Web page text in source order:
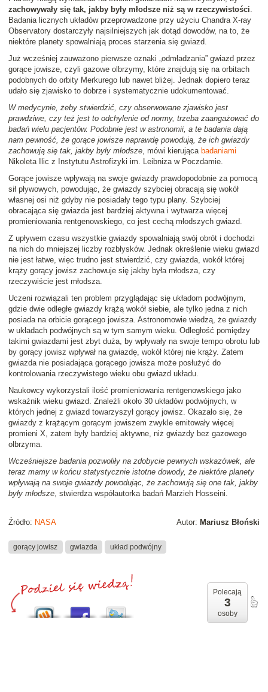
zachowywały się tak, jakby były młodsze niż są w rzeczywistości.
Badania licznych układów przeprowadzone przy użyciu Chandra X-ray
Observatory dostarczyły najsilniejszych jak dotąd dowodów, na to, że
niektóre planety spowalniają proces starzenia się gwiazd.
Już wcześniej zauważono pierwsze oznaki „odmładzania” gwiazd przez
gorące jowisze, czyli gazowe olbrzymy, które znajdują się na orbitach
podobnych do orbity Merkurego lub nawet bliżej. Jednak dopiero teraz
udało się zjawisko to dobrze i systematycznie udokumentować.
W medycynie, żeby stwierdzić, czy obserwowane zjawisko jest
prawdziwe, czy też jest to odchylenie od normy, trzeba zaangażować do
badań wielu pacjentów. Podobnie jest w astronomii, a te badania dają
nam pewność, że gorące jowisze naprawdę powodują, że ich gwiazdy
zachowują się tak, jakby były młodsze, mówi kierująca badaniami
Nikoleta Ilic z Instytutu Astrofizyki im. Leibniza w Poczdamie.
Gorące jowisze wpływają na swoje gwiazdy prawdopodobnie za pomocą
sił pływowych, powodując, że gwiazdy szybciej obracają się wokół
własnej osi niż gdyby nie posiadały tego typu plany. Szybciej
obracająca się gwiazda jest bardziej aktywna i wytwarza więcej
promieniowania rentgenowskiego, co jest cechą młodszych gwiazd.
Z upływem czasu wszystkie gwiazdy spowalniają swój obrót i dochodzi
na nich do mniejszej liczby rozbłysków. Jednak określenie wieku gwiazd
nie jest łatwe, więc trudno jest stwierdzić, czy gwiazda, wokół której
krąży gorący jowisz zachowuje się jakby była młodsza, czy
rzeczywiście jest młodsza.
Uczeni rozwiązali ten problem przyglądając się układom podwójnym,
gdzie dwie odległe gwiazdy krążą wokół siebie, ale tylko jedna z nich
posiada na orbicie gorącego jowisza. Astronomowie wiedzą, że gwiazdy
w układach podwójnych są w tym samym wieku. Odległość pomiędzy
takimi gwiazdami jest zbyt duża, by wpływały na swoje tempo obrotu lub
by gorący jowisz wpływał na gwiazdę, wokół której nie krąży. Zatem
gwiazda nie posiadająca gorącego jowisza może posłużyć do
kontrolowania rzeczywistego wieku obu gwiazd układu.
Naukowcy wykorzystali ilość promieniowania rentgenowskiego jako
wskaźnik wieku gwiazd. Znaleźli około 30 układów podwójnych, w
których jednej z gwiazd towarzyszył gorący jowisz. Okazało się, że
gwiazdy z krążącym gorącym jowiszem zwykle emitowały więcej
promieni X, zatem były bardziej aktywne, niż gwiazdy bez gazowego
olbrzyma.
Wcześniejsze badania pozwoliły na zdobycie pewnych wskazówek, ale
teraz mamy w końcu statystycznie istotne dowody, że niektóre planety
wpływają na swoje gwiazdy powodując, że zachowują się one tak, jakby
były młodsze, stwierdza współautorka badań Marzieh Hosseini.
Autor: Mariusz Błoński
Źródło: NASA
gorący jowisz gwiazda układ podwójny
Polecają
3
osoby